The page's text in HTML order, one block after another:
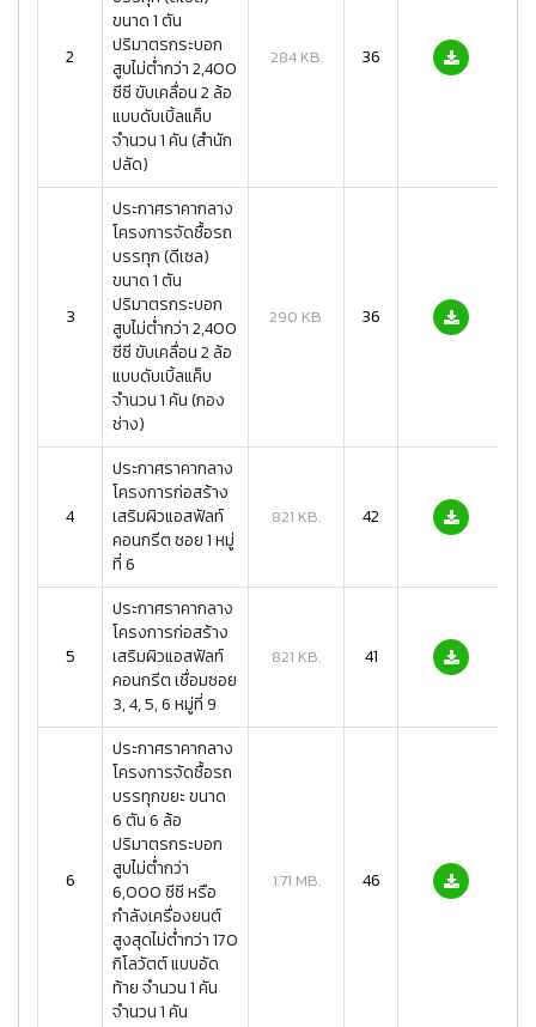
2
ขนาด 1 ตัน
ปริมาตรกระบอก
สูบไม่ต่ำกว่า 2,400
ซีซี ขับเคลื่อน 2 ล้อ
แบบดับเบิ้ลแค็บ
จำนวน 1 คัน (สำนัก
ปลัด)
284 KB. 36
3
ประกาศราคากลาง
โครงการจัดซื้อรถ
บรรทุก (ดีเซล)
ขนาด 1 ตัน
ปริมาตรกระบอก
สูบไม่ต่ำกว่า 2,400
ซีซี ขับเคลื่อน 2 ล้อ
แบบดับเบิ้ลแค็บ
จำนวน 1 คัน (กอง
ช่าง)
290 KB. 36
4
ประกาศราคากลาง
โครงการก่อสร้าง
เสริมผิวแอสฟัลท์
คอนกรีต ซอย 1 หมู่
ที่ 6
821 KB. 42
5
ประกาศราคากลาง
โครงการก่อสร้าง
เสริมผิวแอสฟัลท์
คอนกรีต เชื่อมซอย
3, 4, 5, 6 หมู่ที่ 9
821 KB. 41
6
ประกาศราคากลาง
โครงการจัดซื้อรถ
บรรทุกขยะ ขนาด
6 ตัน 6 ล้อ
ปริมาตรกระบอก
สูบไม่ต่ำกว่า
6,000 ซีซี หรือ
กำลังเครื่องยนต์
สูงสุดไม่ต่ำกว่า 170
กิโลวัตต์ แบบอัด
ท้าย จำนวน 1 คัน
จำนวน 1 คัน
1.71 MB. 46